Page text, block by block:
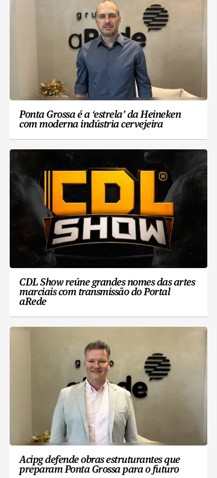
Ponta Grossa é a ‘estrela’ da Heineken
com moderna indústria cervejeira
CDL Show reúne grandes nomes das artes
marciais com transmissão do Portal
aRede
Acipg defende obras estruturantes que
preparam Ponta Grossa para o futuro